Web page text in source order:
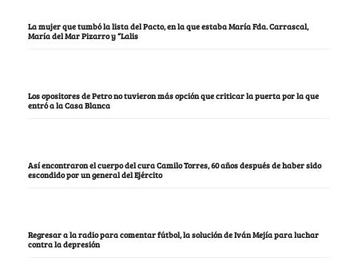
La mujer que tumbó la lista del Pacto, en la que estaba María Fda. Carrascal,
María del Mar Pizarro y “Lalis
Los opositores de Petro no tuvieron más opción que criticar la puerta por la que
entró a la Casa Blanca
Así encontraron el cuerpo del cura Camilo Torres, 60 años después de haber sido
escondido por un general del Ejército
Regresar a la radio para comentar fútbol, la solución de Iván Mejía para luchar
contra la depresión